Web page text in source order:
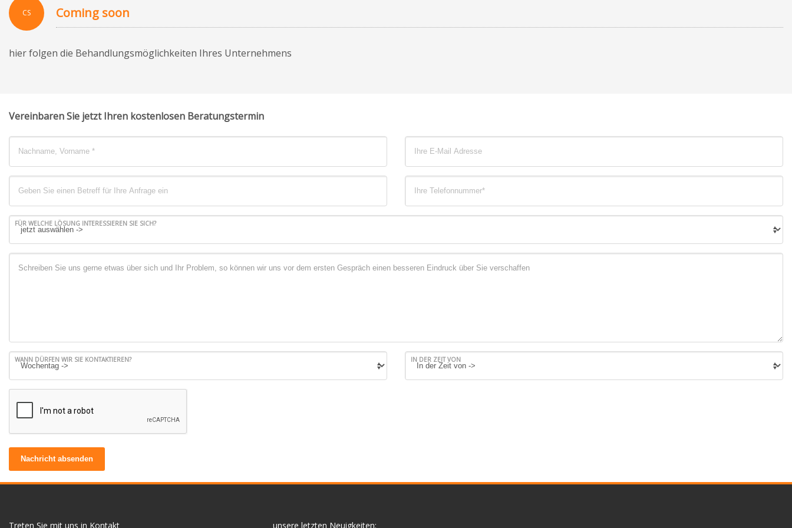
CS Coming soon
hier folgen die Behandlungsmöglichkeiten Ihres Unternehmens
Vereinbaren Sie jetzt Ihren kostenlosen Beratungstermin
FÜR WELCHE LÖSUNG INTERESSIEREN SIE SICH?
WANN DÜRFEN WIR SIE KONTAKTIEREN? IN DER ZEIT VON
Nachricht absenden
Treten Sie mit uns in Kontakt unsere letzten Neuigkeiten: